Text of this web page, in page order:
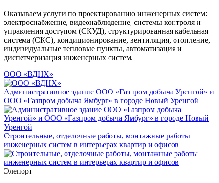
Оказываем услуги по проектированию инженерных систем:
электроснабжение, видеонаблюдение, системы контроля и
управления доступом (СКУД), структурированная кабельная
система (СКС), кондиционирование, вентиляция, отопление,
индивидуальные тепловые пункты, автоматизация и
диспетчеризация инженерных систем.
ООО «ВДНХ»
Административное здание ООО «Газпром добыча Уренгой» и
ООО «Газпром добыча Ямбург» в городе Новый Уренгой
Строительные, отделочные работы, монтажные работы
инженерных систем в интерьерах квартир и офисов
Элепорт